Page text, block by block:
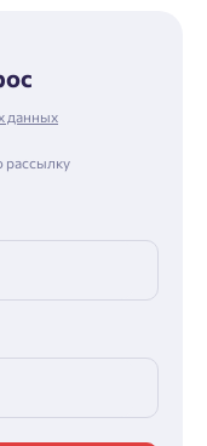
данных
рассылку